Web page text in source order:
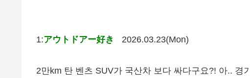
1:アウトドアー好き 2026.03.23(Mon)
2만km 탄 벤츠 SUV가 국산차 보다 싸다구요?! 아.. 경